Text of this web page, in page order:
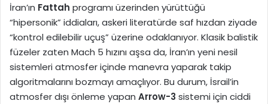
İran’ın Fattah programı üzerinden yürüttüğü
“hipersonik” iddiaları, askeri literatürde saf hızdan ziyade
“kontrol edilebilir uçuş” üzerine odaklanıyor. Klasik balistik
füzeler zaten Mach 5 hızını aşsa da, İran’ın yeni nesil
sistemleri atmosfer içinde manevra yaparak takip
algoritmalarını bozmayı amaçlıyor. Bu durum, İsrail’in
atmosfer dışı önleme yapan Arrow-3 sistemi için ciddi